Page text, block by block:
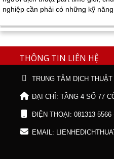
nghiệp cần phải có những kỹ
THÔNG TIN LIÊN HỆ
TRUNG TÂM DỊCH
ĐẠI CHỈ: TẦNG 4 SỐ 77
ĐIỆN THOẠI: 081313 5566
EMAIL: